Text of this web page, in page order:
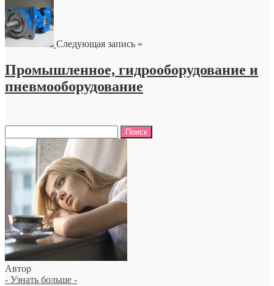
Следующая запись »
Промышленное, гидрооборудование и
пневмооборудование
Автор
- Узнать больше -